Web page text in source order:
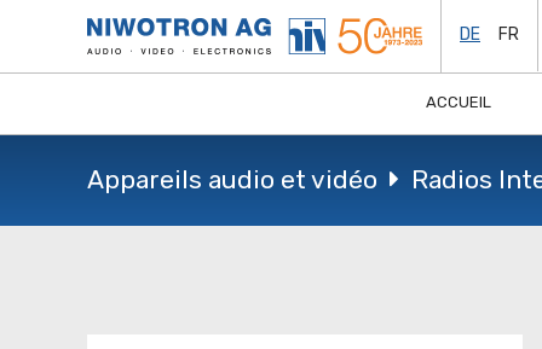
DE FR
ACCUEIL
Appareils audio et vidéo Radios